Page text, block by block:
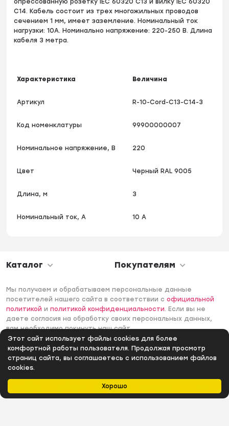
Хорошо
Этот сайт использует файлы cookies для более
комфортной работы пользователя. Продолжая просмотр
страниц сайта, вы соглашаетесь с использованием файлов
cookies.
Избранное
опрессованную розетку IEC 60320 C13 и вилку IEC 60320
C14. Кабель состоит из трех многожильных проводов
сечением 1 мм, имеет заземление. Номинальный ток
нагрузки: 10А. Номинально напряжение: 220-250 В. Длина
кабеля 3 метра.
Характеристика Величина
Артикул R-10-Cord-C13-C14-3
Код номенклатуры 99900000007
Номинальное напряжение, В 220
Цвет Черный RAL 9005
Длина, м 3
Номинальный ток, А 10 A
Каталог Покупателям
Мы получаем и обрабатываем персональные данные
посетителей нашего сайта в соответствии софициальной
политикой иполитикой конфиденциальности. Если вы не
даете согласия на обработку своих персональных данных,
вам необходимо покинуть наш сайт.
© 2006 -2026 Интернет-магазин Лантек. Все права
защищены.